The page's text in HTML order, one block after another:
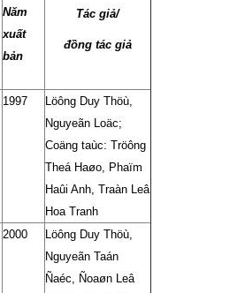
Năm
xuất
bản
Tác giả/
đồng tác giả
1997
Löông Duy Thöù,
Nguyeãn Loäc;
Coäng taùc: Tröông
Theá Haøo, Phaïm
Haûi Anh, Traàn Leâ
Hoa Tranh
2000
Löông Duy Thöù,
Nguyeãn Taán
Ñaéc, Ñoaøn Leâ